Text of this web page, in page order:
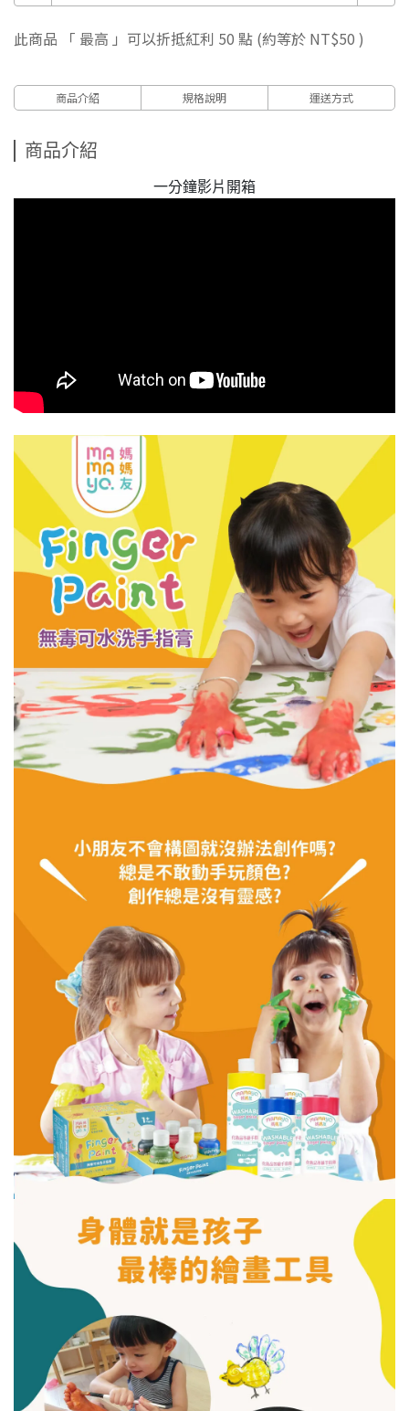
此商品 「 最高 」可以折抵紅利 50 點 (約等於 NT$50 )
商品介紹 規格說明 運送方式
商品介紹
一分鐘影片開箱